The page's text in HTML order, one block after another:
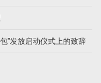
”发放启动仪式上的致辞